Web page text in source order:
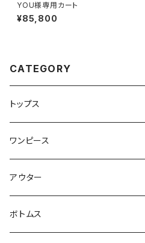
YOU様専用カート
¥85,800
CATEGORY
トップス
Tシャツ・カットソー
キャミソール・タンクトップ
シャツ・ブラウス
ワンピース
ミニ
ヒザ丈
アウター
ジャケット
ボトムス